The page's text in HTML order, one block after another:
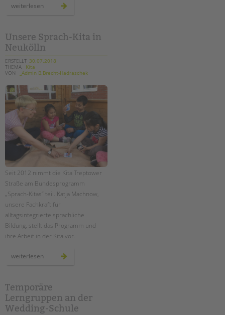
weiterlesen
fortbildung:
fachprofil
sprache
Unsere Sprach-Kita in
Neukölln
ERSTELLT 30.07.2018
THEMA
Kita
VON
_Admin B.Brecht-Hadraschek
Seit 2012 nimmt die Kita Treptower
Straße am Bundesprogramm
„Sprach-Kitas“ teil. Katja Machnow,
unsere Fachkraft für
alltagsintegrierte sprachliche
Bildung, stellt das Programm und
ihre Arbeit in der Kita vor.
weiterlesen unsere
sprach-
Temporäre
Lerngruppen an der
Wedding-Schule